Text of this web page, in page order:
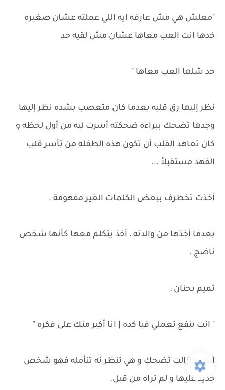
"معلش هي مش عارفه ايه اللي عملته عشان صغيره
خدها انت العب معاها عشان مش لقيه حد
حد شلها العب معاها "
نظر إليها رق قلبه بعدما كان متعصب بشده نظر إليها
وجدها تضحك ببراءه ضحكته أسرت ليه من أول لحظه و
كان تعاهد القلب أن تكون هذه الطفله من تأسر قلب
الفهد مستقبلاً ...
أخذت تخطرف ببعض الكلمات الغير مفهومة .
بعدما أخذها من والدته ، أخذ يتكلم معها كأنها شخص
ناضج .
تميم بحنان :
" انت ينفع تعملي فيا كده | انا أكبر منك على فكره "
آیات مازالت تضحك و هي تنظر نه تنأمله فهو شخص
جديد عليها و لم تراه من قبل.